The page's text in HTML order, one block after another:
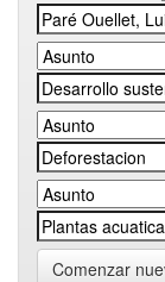
Comenzar